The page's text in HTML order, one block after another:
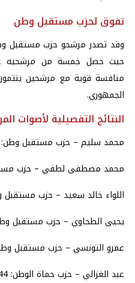
تفوق لحزب مستقبل وطن
وقد تصدر مرشحو حزب مستقبل
حيث حصل خمسة من مرشحيه
منافسة قوية مع مرشحين
الجمهوري.
النتائج التفصيلية لأصوات
محمد سليم – حزب مستقبل وطن: 438,644 صوتًا
محمد مصطفى لطفي – حزب مستقبل وطن:
اللواء خالد سعيد – حزب مستقبل وطن:
يحيى الطحاوي – حزب مستقبل وطن: 415,738
عمرو التونسي – حزب مستقبل وطن: 410,869
عبد الغزالي – حزب حماة الوطن: 393,544 صوتًا